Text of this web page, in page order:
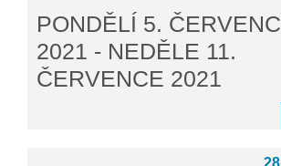
PONDĚLÍ 5.
2021 - NEDĚLE 11.
ČERVENCE 2021